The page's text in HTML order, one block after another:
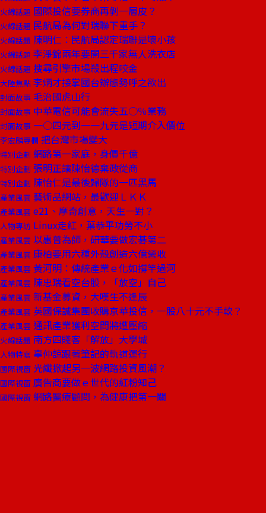
火線話題 國際投信要券商再剝一層皮？
火線話題 民航局為何對瑞聯下重手？
火線話題 陳明仁：民航局認定瑞聯是壞小孩
火線話題 李淨錦兩年要開三千家無人洗衣店
火線話題 搜尋引擎市場殺出程咬金
大陸焦點 李炳才接掌國台辦態勢呼之欲出
封面故事 毛治國虎山行
封面故事 中華電信可能會流失五○％業務
封面故事 一○四元到一一九元是短期介入價位
李宏麟專欄 把台灣市場變大
特別企劃 網路第一家庭，身價千億
特別企劃 張明正讓陳怡德棄政從商
特別企劃 陳怡仁是最後歸隊的一匹黑馬
產業風雲 藝術品網站，最歡迎ＬＫＫ
產業風雲 e21、摩奇創意，天生一對？
人物專訪 Linux走紅，葉恭平功勞不小
產業風雲 以惠普為師，研華要做宏碁第二
產業風雲 康柏要用六種外殼創造六億營收
產業風雲 黃河明：傳統產業ｅ化如撐竿過河
產業風雲 陳忠瑞看空台股，「放空」自己
產業風雲 新基金募資，大嘆生不逢辰
產業風雲 英國保誠集團收購京華投信，一股八十元不手軟？
產業風雲 通訊產業獲利空間將遭壓縮
火線話題 南方四賤客「解放」大學城
人物特寫 辜仲諒跟著筆記的軌道運行
國際視窗 光纖掀起另一波網路投資風潮？
國際視窗 廣告商要做ｅ世代的紅粉知己
國際視窗 網路醫療顧問，為健康把第一關